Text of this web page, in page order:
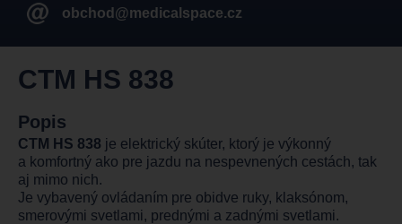
obchod@medicalspace.cz
CTM HS 838
Popis
CTM HS 838 je elektrický skúter, ktorý je výkonný
a komfortný ako pre jazdu na nespevnených cestách, tak
aj mimo nich.
Je vybavený ovládaním pre obidve ruky, klaksónom,
smerovými svetlami, prednými a zadnými svetlami.